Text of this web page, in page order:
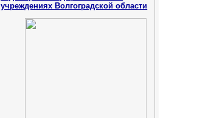
учреждениях Волгоградской области